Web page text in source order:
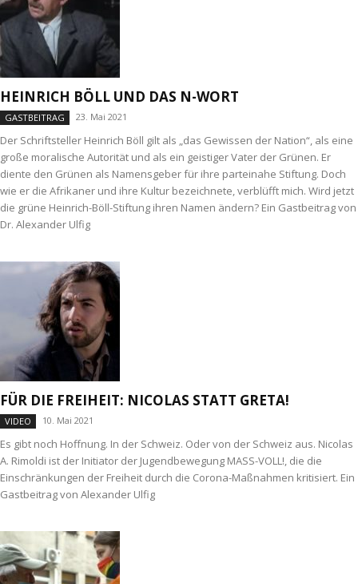
HEINRICH BÖLL UND DAS N-WORT
GASTBEITRAG 23. Mai 2021
Der Schriftsteller Heinrich Böll gilt als „das Gewissen der Nation“, als eine
große moralische Autorität und als ein geistiger Vater der Grünen. Er
diente den Grünen als Namensgeber für ihre parteinahe Stiftung. Doch
wie er die Afrikaner und ihre Kultur bezeichnete, verblüfft mich. Wird jetzt
die grüne Heinrich-Böll-Stiftung ihren Namen ändern? Ein Gastbeitrag von
Dr. Alexander Ulfig
FÜR DIE FREIHEIT: NICOLAS STATT GRETA!
VIDEO 10. Mai 2021
Es gibt noch Hoffnung. In der Schweiz. Oder von der Schweiz aus. Nicolas
A. Rimoldi ist der Initiator der Jugendbewegung MASS-VOLL!, die die
Einschränkungen der Freiheit durch die Corona-Maßnahmen kritisiert. Ein
Gastbeitrag von Alexander Ulfig